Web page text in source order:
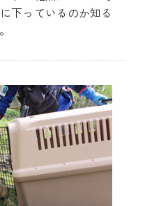
下っているのか知る